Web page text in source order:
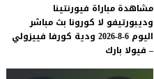
مشاهدة مباراة فيورنتينا
وديبورتيفو لا كورونا بث مباشر
اليوم 6-8-2026 ودية كورفا فييزولي
– فيولا بارك